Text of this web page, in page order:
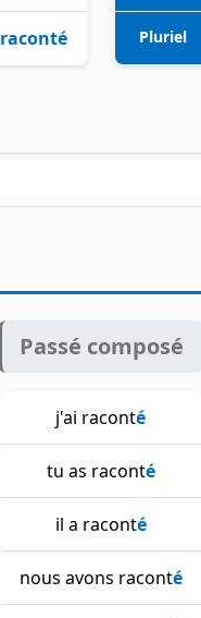
raconté Pluriel
Passé composé
j'ai raconté
tu as raconté
il a raconté
nous avons raconté